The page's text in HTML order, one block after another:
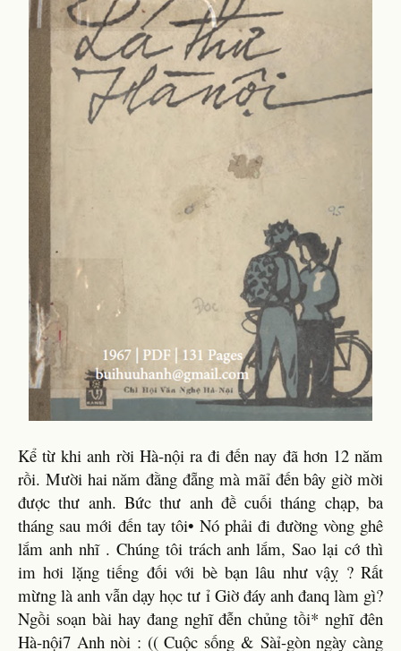
Kể từ khi anh rời Hà-nội ra đi đến nay đã hơn 12 năm
rồi. Mười hai năm đằng đẵng mà mãỉ đến bây giờ mời
được thư anh. Bức thư anh đề cuối tháng chạp, ba
tháng sau mới đến tay tôi• Nó phải đi đường vòng ghê
lắm anh nhĩ . Chúng tôi trách anh lắm, Sao lại cớ thì
im hơi lặng tiếng đối với bè bạn lâu như vậỵ ? Rất
mừng là anh vẫn dạy học tư ỉ Giờ đáy anh đanq làm gì?
Ngồi soạn bài hay đang nghĩ đễn chủng tồi* nghĩ đên
Hà-nội7 Anh nòi : (( Cuộc sống & Sàỉ-gòn ngày càng